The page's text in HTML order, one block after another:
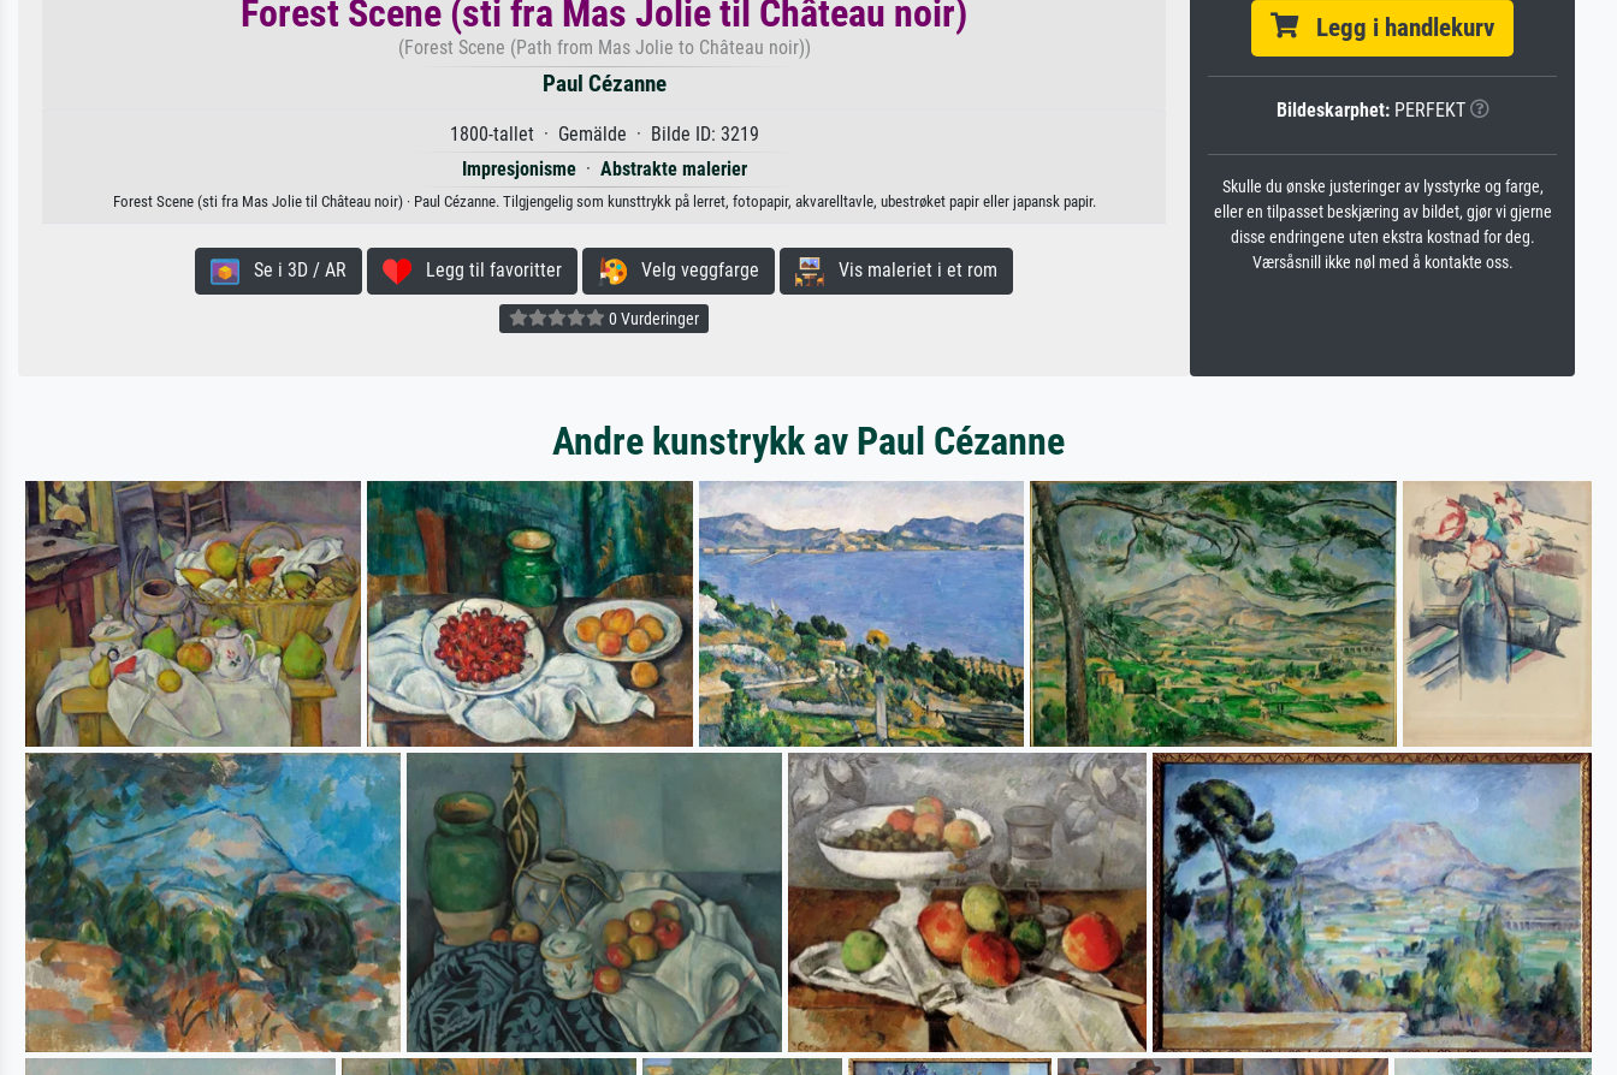
Forest Scene (sti fra Mas Jolie til Château noir)
(Forest Scene (Path from Mas Jolie to Château noir))
Paul Cézanne
1800-tallet · Gemälde · Bilde ID: 3219
Impresjonisme· Abstrakte malerier
Forest Scene (sti fra Mas Jolie til Château noir) · Paul Cézanne. Tilgjengelig som kunsttrykk på lerret, fotopapir, akvarelltavle, ubestrøket papir eller japansk papir.
Se i 3D / AR Legg til favoritter Velg veggfarge Vis maleriet i et rom
0 Vurderinger
Legg i handlekurv
Bildeskarphet:PERFEKT
Skulle du ønske justeringer av lysstyrke og farge,
eller en tilpasset beskjæring av bildet, gjør vi gjerne
disse endringene uten ekstra kostnad for deg.
Værsåsnill ikke nøl med å kontakte oss.
Andre kunstrykk av Paul Cézanne